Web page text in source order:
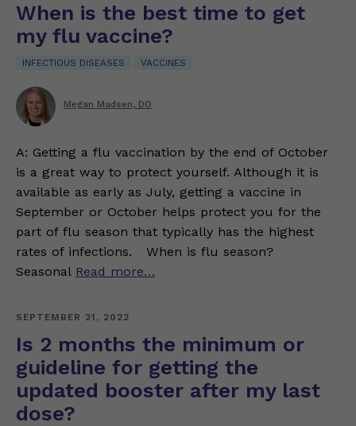
When is the best time to get
my flu vaccine?
INFECTIOUS DISEASES VACCINES
Megan Madsen, DO
A: Getting a flu vaccination by the end of October
is a great way to protect yourself. Although it is
available as early as July, getting a vaccine in
September or October helps protect you for the
part of flu season that typically has the highest
rates of infections. When is flu season?
Seasonal Read more…
SEPTEMBER 21, 2022
Is 2 months the minimum or
guideline for getting the
updated booster after my last
dose?